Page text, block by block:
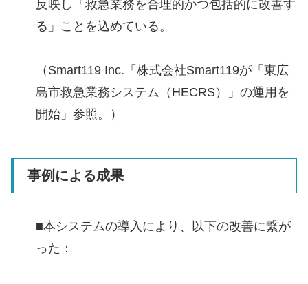
反映し「救急業務を合理的かつ包括的に改善す
る」ことを込めている。
（Smart119 Inc.「株式会社Smart119が「東広
島市救急業務システム（HECRS）」の運用を
開始」参照。）
事例による成果
■本システムの導入により、以下の改善に繋が
った：